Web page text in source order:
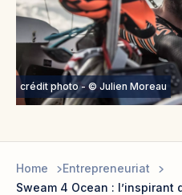
crédit photo - © Julien Moreau
Home
Entrepreneuriat
Sweam 4 Ocean :